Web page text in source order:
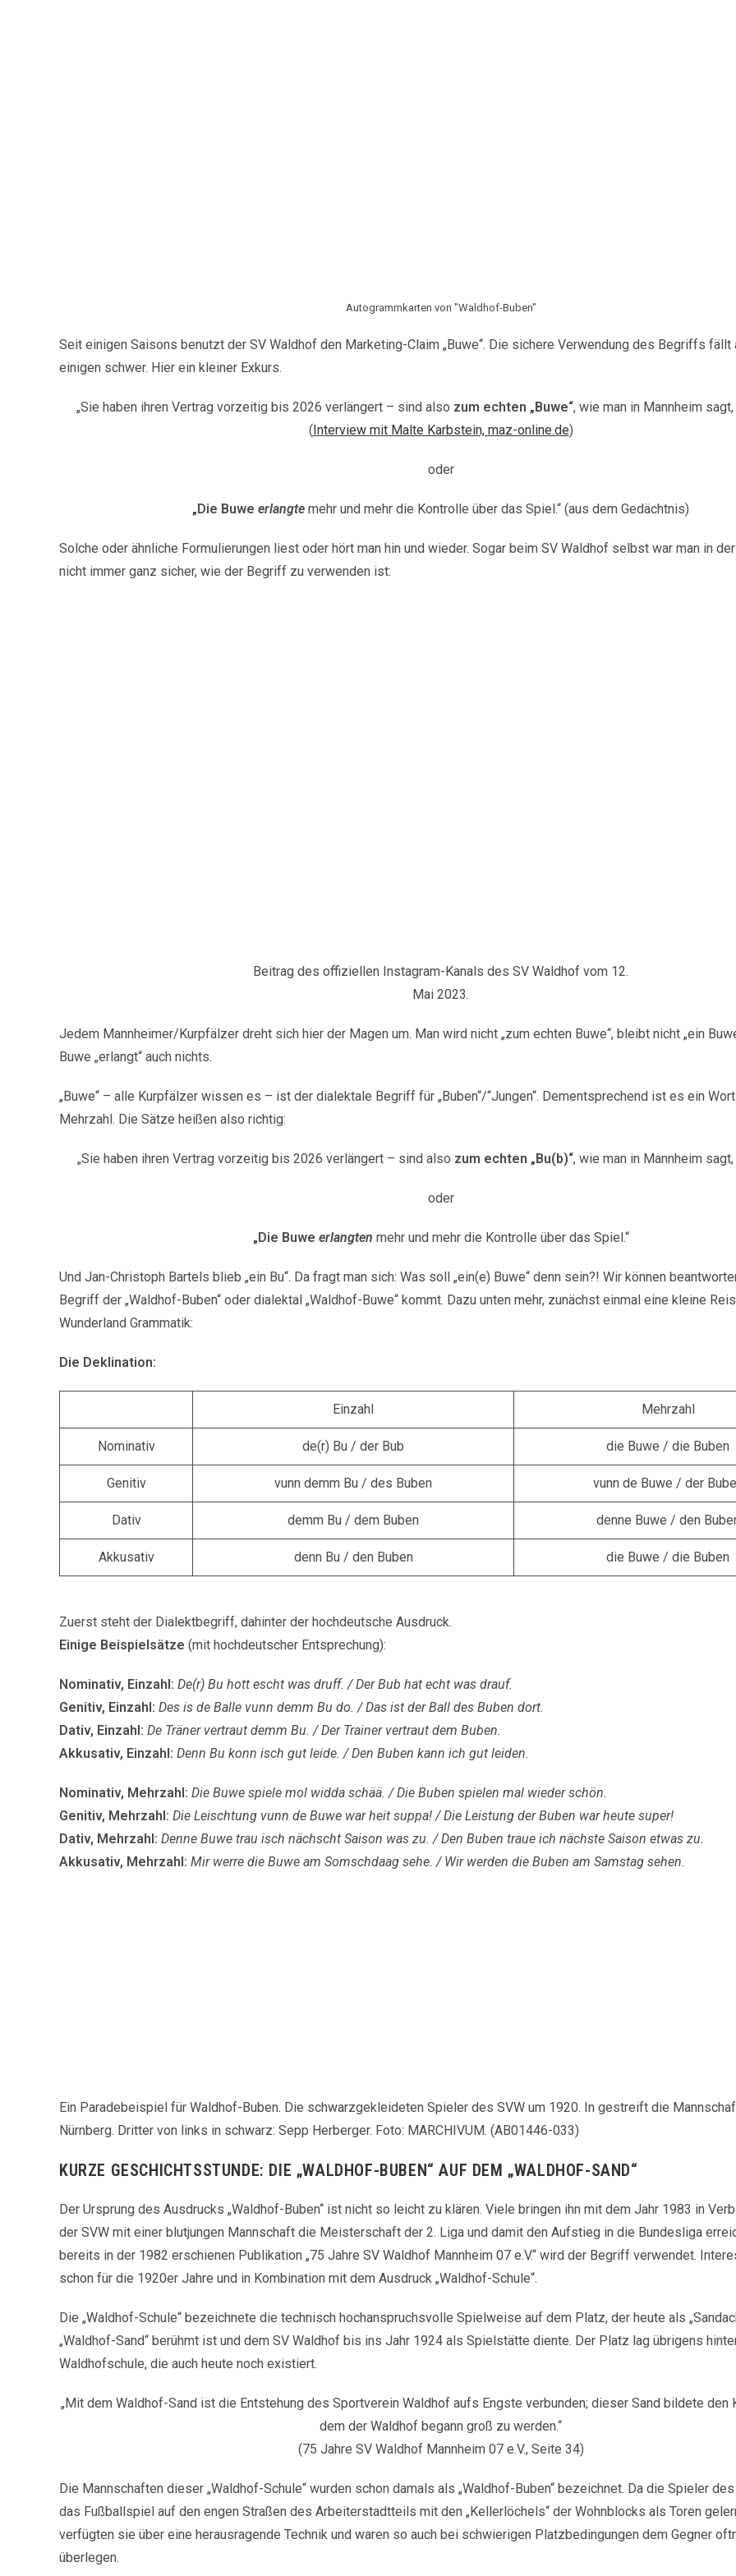
Autogrammkarten von "Waldhof-Buben"
Seit einigen Saisons benutzt der SV Waldhof den Marketing-Claim „Buwe“. Die sichere Verwendung des Begriffs fällt
einigen schwer. Hier ein kleiner Exkurs.
„Sie haben ihren Vertrag vorzeitig bis 2026 verlängert – sind also zum echten „Buwe“, wie man in Mannheim
(Interview mit Malte Karbstein, maz-online.de)
oder
„Die Buwe erlangte mehr und mehr die Kontrolle über das Spiel.“ (aus dem Gedächtnis)
Solche oder ähnliche Formulierungen liest oder hört man hin und wieder. Sogar beim SV Waldhof selbst war man in
nicht immer ganz sicher, wie der Begriff zu verwenden ist:
Beitrag des offiziellen Instagram-Kanals des SV Waldhof vom 12.
Mai 2023.
Jedem Mannheimer/Kurpfälzer dreht sich hier der Magen um. Man wird nicht „zum echten Buwe“, bleibt nicht „ein
Buwe „erlangt“ auch nichts.
„Buwe“ – alle Kurpfälzer wissen es – ist der dialektale Begriff für „Buben“/“Jungen“. Dementsprechend ist es ein
Mehrzahl. Die Sätze heißen also richtig:
„Sie haben ihren Vertrag vorzeitig bis 2026 verlängert – sind also zum echten „Bu(b)“, wie man in Mannheim
oder
„Die Buwe erlangten mehr und mehr die Kontrolle über das Spiel.“
Und Jan-Christoph Bartels blieb „ein Bu“. Da fragt man sich: Was soll „ein(e) Buwe“ denn sein?! Wir können
Begriff der „Waldhof-Buben“ oder dialektal „Waldhof-Buwe“ kommt. Dazu unten mehr, zunächst einmal eine kleine
Wunderland Grammatik:
Die Deklination:
Einzahl Mehrzahl
Nominativ de(r) Bu / der Bub die Buwe / die Buben
Genitiv vunn demm Bu / des Buben vunn de Buwe / der
Dativ demm Bu / dem Buben denne Buwe / den
Akkusativ denn Bu / den Buben die Buwe / die Buben
Zuerst steht der Dialektbegriff, dahinter der hochdeutsche Ausdruck.
Einige Beispielsätze (mit hochdeutscher Entsprechung):
Nominativ, Einzahl: De(r) Bu hott escht was druff. / Der Bub hat echt was drauf.
Genitiv, Einzahl: Des is de Balle vunn demm Bu do. / Das ist der Ball des Buben dort.
Dativ, Einzahl: De Träner vertraut demm Bu. / Der Trainer vertraut dem Buben.
Akkusativ, Einzahl: Denn Bu konn isch gut leide. / Den Buben kann ich gut leiden.
Nominativ, Mehrzahl: Die Buwe spiele mol widda schää. / Die Buben spielen mal wieder schön.
Genitiv, Mehrzahl: Die Leischtung vunn de Buwe war heit suppa! / Die Leistung der Buben war heute super!
Dativ, Mehrzahl: Denne Buwe trau isch nächscht Saison was zu. / Den Buben traue ich nächste Saison etwas zu.
Akkusativ, Mehrzahl: Mir werre die Buwe am Somschdaag sehe. / Wir werden die Buben am Samstag sehen.
Ein Paradebeispiel für Waldhof-Buben. Die schwarzgekleideten Spieler des SVW um 1920. In gestreift die
Nürnberg. Dritter von links in schwarz: Sepp Herberger. Foto: MARCHIVUM. (AB01446-033)
KURZE GESCHICHTSSTUNDE: DIE „WALDHOF-BUBEN“ AUF DEM „WALDHOF-SAND“
Der Ursprung des Ausdrucks „Waldhof-Buben“ ist nicht so leicht zu klären. Viele bringen ihn mit dem Jahr 1983 in
der SVW mit einer blutjungen Mannschaft die Meisterschaft der 2. Liga und damit den Aufstieg in die Bundesliga
bereits in der 1982 erschienen Publikation „75 Jahre SV Waldhof Mannheim 07 e.V.“ wird der Begriff verwendet.
schon für die 1920er Jahre und in Kombination mit dem Ausdruck „Waldhof-Schule“.
Die „Waldhof-Schule“ bezeichnete die technisch hochanspruchsvolle Spielweise auf dem Platz, der heute als
„Waldhof-Sand“ berühmt ist und dem SV Waldhof bis ins Jahr 1924 als Spielstätte diente. Der Platz lag übrigens
Waldhofschule, die auch heute noch existiert.
„Mit dem Waldhof-Sand ist die Entstehung des Sportverein Waldhof aufs Engste verbunden; dieser Sand bildete den
dem der Waldhof begann groß zu werden.“
(75 Jahre SV Waldhof Mannheim 07 e.V., Seite 34)
Die Mannschaften dieser „Waldhof-Schule“ wurden schon damals als „Waldhof-Buben“ bezeichnet. Da die Spieler
das Fußballspiel auf den engen Straßen des Arbeiterstadtteils mit den „Kellerlöchels“ der Wohnblocks als Toren
verfügten sie über eine herausragende Technik und waren so auch bei schwierigen Platzbedingungen dem Gegner
überlegen.